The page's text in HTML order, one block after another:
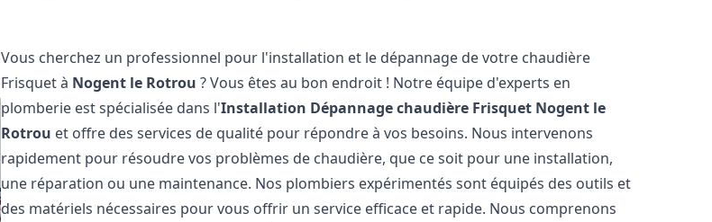
Vous cherchez un professionnel pour l'installation et le dépannage de votre chaudière
Frisquet à Nogent le Rotrou ? Vous êtes au bon endroit ! Notre équipe d'experts en
plomberie est spécialisée dans l'Installation Dépannage chaudière Frisquet Nogent le
Rotrou et offre des services de qualité pour répondre à vos besoins. Nous intervenons
rapidement pour résoudre vos problèmes de chaudière, que ce soit pour une installation,
une réparation ou une maintenance. Nos plombiers expérimentés sont équipés des outils et
des matériels nécessaires pour vous offrir un service efficace et rapide. Nous comprenons